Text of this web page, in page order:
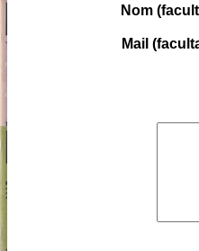
Nom
Mail